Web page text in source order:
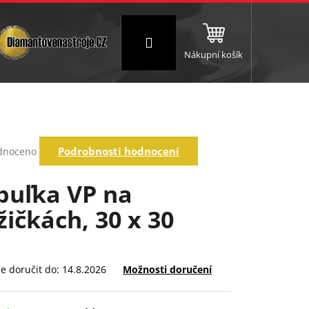
Brusné a leštící válce
Přihlášení
Nákupní košík
Podrobnosti hodnocení
VP na
30 x 30
doručit do: 14.8.2026 Možnosti doručení